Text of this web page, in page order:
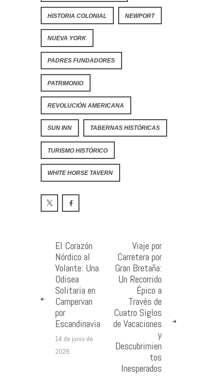
HISTORIA COLONIAL NEWPORT
NUEVA YORK
PADRES FUNDADORES
PATRIMONIO
REVOLUCIÓN AMERICANA
SUN INN TABERNAS HISTÓRICAS
TURISMO HISTÓRICO
WHITE HORSE TAVERN
El Corazón
Nórdico al
Volante: Una
Odisea
Solitaria en
Campervan
por
Escandinavia
14 de junio de
2026
Viaje por
Carretera por
Gran Bretaña:
Un Recorrido
Épico a
Través de
Cuatro Siglos
de Vacaciones
y
Descubrimien
tos
Inesperados